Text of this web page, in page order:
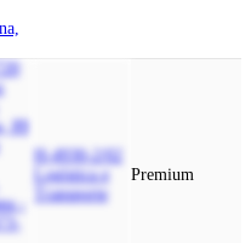
89
-
H-4930-2/02
Logística e
Transporte
Premium